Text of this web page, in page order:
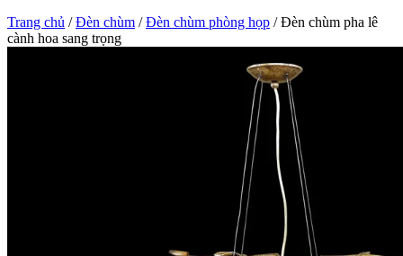
Trang chủ /Đèn chùm /Đèn chùm phòng họp /Đèn chùm pha lê
cành hoa sang trọng